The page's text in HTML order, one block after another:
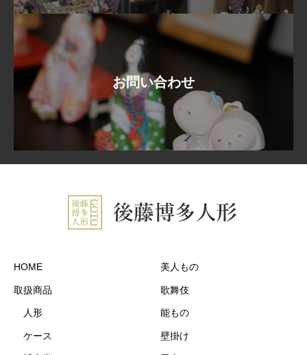
お問い合わせ
HOME
取扱商品
人形
ケース
美人もの
歌舞伎
能もの
壁掛け